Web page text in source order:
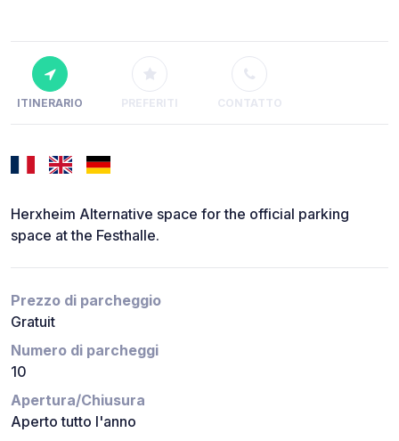
ITINERARIO PREFERITI CONTATTO
Herxheim Alternative space for the official parking
space at the Festhalle.
Prezzo di parcheggio
Gratuit
Numero di parcheggi
10
Apertura/Chiusura
Aperto tutto l'anno